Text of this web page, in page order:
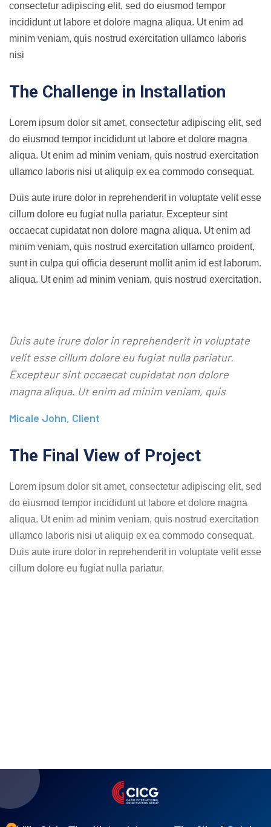
consectetur adipiscing elit, sed do eiusmod tempor
incididunt ut labore et dolore magna aliqua. Ut enim ad
minim veniam, quis nostrud exercitation ullamco laboris
nisi
The Challenge in Installation
Lorem ipsum dolor sit amet, consectetur adipiscing elit, sed
do eiusmod tempor incididunt ut labore et dolore magna
aliqua. Ut enim ad minim veniam, quis nostrud exercitation
ullamco laboris nisi ut aliquip ex ea commodo consequat.
Duis aute irure dolor in reprehenderit in voluptate velit esse
cillum dolore eu fugiat nulla pariatur. Excepteur sint
occaecat cupidatat non dolore magna aliqua. Ut enim ad
minim veniam, quis nostrud exercitation ullamco proident,
sunt in culpa qui officia deserunt mollit anim id est laborum.
aliqua. Ut enim ad minim veniam, quis nostrud exercitation.
Duis aute irure dolor in reprehenderit in voluptate
velit esse cillum dolore eu fugiat nulla pariatur.
Excepteur sint occaecat cupidatat non dolore
magna aliqua. Ut enim ad minim veniam, quis
Micale John, Client
The Final View of Project
Lorem ipsum dolor sit amet, consectetur adipiscing elit, sed
do eiusmod tempor incididunt ut labore et dolore magna
aliqua. Ut enim ad minim veniam, quis nostrud exercitation
ullamco laboris nisi ut aliquip ex ea commodo consequat.
Duis aute irure dolor in reprehenderit in voluptate velit esse
cillum dolore eu fugiat nulla pariatur.